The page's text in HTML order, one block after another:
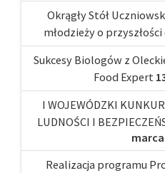
Okrągły Stół
młodzieży o przyszłości
Sukcesy Biologów z
Food Expert
I WOJEWÓDZKI
LUDNOŚCI I
marca
Realizacja programu